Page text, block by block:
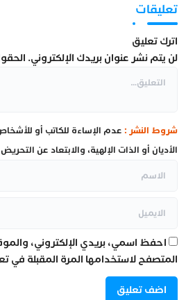
تعليقات
اترك تعليق
لن يتم نشر عنوان بريدك الإلكتروني.
شروط النشر : عدم الإساءة للكاتب أو
الأديان أو الذات الإلهية، والابتعاد عن
احفظ اسمي، بريدي الإلكتروني،
المتصفح لاستخدامها المرة المقبلة في